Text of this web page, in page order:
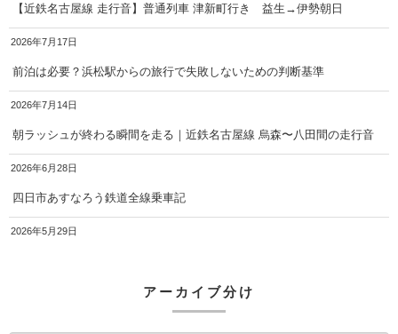
【近鉄名古屋線 走行音】普通列車 津新町行き 益生→伊勢朝日
2026年7月17日
前泊は必要？浜松駅からの旅行で失敗しないための判断基準
2026年7月14日
朝ラッシュが終わる瞬間を走る｜近鉄名古屋線 烏森〜八田間の走行音
2026年6月28日
四日市あすなろう鉄道全線乗車記
2026年5月29日
アーカイブ分け